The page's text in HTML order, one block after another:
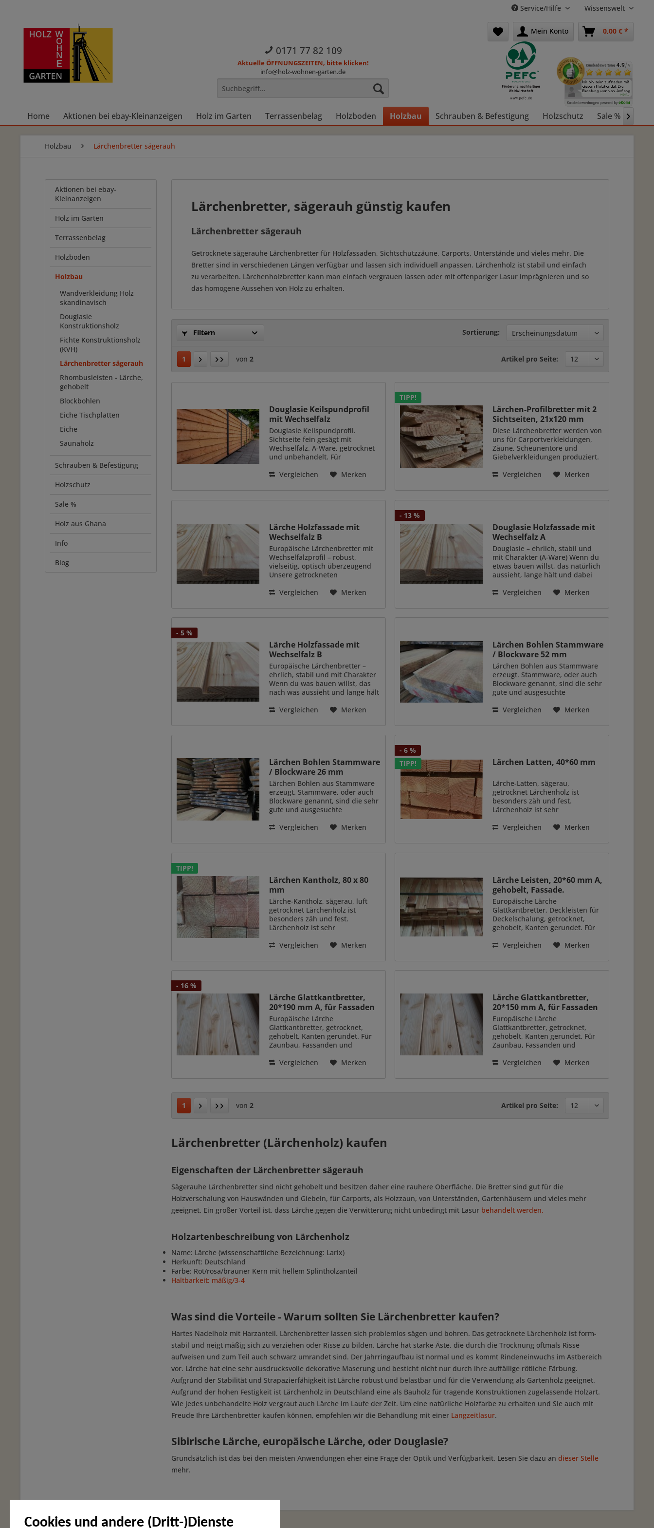
Cookies und andere (Dritt-)Dienste
Service/Hilfe Wissenswelt
Mein Konto 0,00 € *
0171 77 82 109
Aktuelle ÖFFNUNGSZEITEN, bitte klicken!
info@holz-wohnen-garten.de
Home Aktionen bei ebay-Kleinanzeigen Holz im Garten Terrassenbelag Holzboden Holzbau Schrauben & Befestigung Holzschutz Sale % 
Holzbau Lärchenbretter sägerauh
Aktionen bei ebay-
Kleinanzeigen
Holz im Garten
Terrassenbelag
Holzboden
Holzbau
Wandverkleidung Holz
skandinavisch
Douglasie
Konstruktionsholz
Fichte Konstruktionsholz
(KVH)
Lärchenbretter sägerauh
Rhombusleisten - Lärche,
gehobelt
Blockbohlen
Eiche Tischplatten
Eiche
Saunaholz
Schrauben & Befestigung
Holzschutz
Sale %
Holz aus Ghana
Info
Blog
Lärchenbretter, sägerauh günstig kaufen
Lärchenbretter sägerauh
Getrocknete sägerauhe Lärchenbretter für Holzfassaden, Sichtschutzzäune, Carports, Unterstände und vieles mehr. Die
Bretter sind in verschiedenen Längen verfügbar und lassen sich individuell anpassen. Lärchenholz ist stabil und einfach
zu verarbeiten. Lärchenholzbretter kann man einfach vergrauen lassen oder mit offenporiger Lasur imprägnieren und so
das homogene Aussehen von Holz zu erhalten.
Filtern Sortierung:
1 von 2 Artikel pro Seite:
Douglasie Keilspundprofil
mit Wechselfalz
Douglasie Keilspundprofil.
Sichtseite fein gesägt mit
Wechselfalz. A-Ware, getrocknet
und unbehandelt. Für
Carport oder als Zaun. Douglasie,
Vergleichen Merken
TIPP!
Lärchen-Profilbretter mit 2
Sichtseiten, 21x120 mm
Diese Lärchenbretter werden von
uns für Carportverkleidungen,
Zäune, Scheunentore und
Giebelverkleidungen produziert.
diesem Brett ein Softlineprofil
Vergleichen Merken
Lärche Holzfassade mit
Wechselfalz B
Europäische Lärchenbretter mit
Wechselfalzprofil – robust,
vielseitig, optisch überzeugend
Unsere getrockneten
Wechselfalzprofil sind die
Vergleichen Merken
- 13 %
Douglasie Holzfassade mit
Wechselfalz A
Douglasie – ehrlich, stabil und
mit Charakter (A-Ware) Wenn du
etwas bauen willst, das natürlich
aussieht, lange hält und dabei
unsere Douglasienbretter genau
Vergleichen Merken
- 5 %
Lärche Holzfassade mit
Wechselfalz B
Europäische Lärchenbretter –
ehrlich, stabil und mit Charakter
Wenn du was bauen willst, das
nach was aussieht und lange hält
genau dein Ding. Gehobelt mit
Vergleichen Merken
Lärchen Bohlen Stammware
/ Blockware 52 mm
Lärchen Bohlen aus Stammware
erzeugt. Stammware, oder auch
Blockware genannt, sind die sehr
gute und ausgesuchte
Prinzip sehr gerade, so wie Ast-
Vergleichen Merken
Lärchen Bohlen Stammware
/ Blockware 26 mm
Lärchen Bohlen aus Stammware
erzeugt. Stammware, oder auch
Blockware genannt, sind die sehr
gute und ausgesuchte
Prinzip sehr gerade, so wie Ast-
Vergleichen Merken
- 6 %
TIPP!
Lärchen Latten, 40*60 mm
Lärche-Latten, sägerau,
getrocknet Lärchenholz ist
besonders zäh und fest.
Lärchenholz ist sehr
Dauerhaftigkeitsklasse 3-4. Daher
Vergleichen Merken
TIPP!
Lärchen Kantholz, 80 x 80
mm
Lärche-Kantholz, sägerau, luft
getrocknet Lärchenholz ist
besonders zäh und fest.
Lärchenholz ist sehr
Dauerhaftigkeitsklasse 3-4. Daher
Vergleichen Merken
Lärche Leisten, 20*60 mm A,
gehobelt, Fassade.
Europäische Lärche
Glattkantbretter, Deckleisten für
Deckelschalung, getrocknet,
gehobelt, Kanten gerundet. Für
Verkleidungen. Holzart Europ.
Vergleichen Merken
- 16 %
Lärche Glattkantbretter,
20*190 mm A, für Fassaden
Europäische Lärche
Glattkantbretter, getrocknet,
gehobelt, Kanten gerundet. Für
Zaunbau, Fassanden und
Lärche, technisch getrocknet
Vergleichen Merken
Lärche Glattkantbretter,
20*150 mm A, für Fassaden
Europäische Lärche
Glattkantbretter, getrocknet,
gehobelt, Kanten gerundet. Für
Zaunbau, Fassanden und
Lärche, technisch getrocknet
Vergleichen Merken
1 von 2 Artikel pro Seite:
Lärchenbretter (Lärchenholz) kaufen
Eigenschaften der Lärchenbretter sägerauh
Sägerauhe Lärchenbretter sind nicht gehobelt und besitzen daher eine rauhere Oberfläche. Die Bretter sind gut für die
Holzverschalung von Hauswänden und Giebeln, für Carports, als Holzzaun, von Unterständen, Gartenhäusern und vieles mehr
geeignet. Ein großer Vorteil ist, dass Lärche gegen die Verwitterung nicht unbedingt mit Lasur behandelt werden.
Holzartenbeschreibung von Lärchenholz
Name: Lärche (wissenschaftliche Bezeichnung: Larix)
Herkunft: Deutschland
Farbe: Rot/rosa/brauner Kern mit hellem Splintholzanteil
Haltbarkeit: mäßig/3-4
Was sind die Vorteile - Warum sollten Sie Lärchenbretter kaufen?
Hartes Nadelholz mit Harzanteil. Lärchenbretter lassen sich problemlos sägen und bohren. Das getrocknete Lärchenholz ist form-
stabil und neigt mäßig sich zu verziehen oder Risse zu bilden. Lärche hat starke Äste, die durch die Trocknung oftmals Risse
aufweisen und zum Teil auch schwarz umrandet sind. Der Jahrringaufbau ist normal und es kommt Rindeneinwuchs im Astbereich
vor. Lärche hat eine sehr ausdrucksvolle dekorative Maserung und besticht nicht nur durch ihre auffällige rötliche Färbung.
Aufgrund der Stabilität und Strapazierfähigkeit ist Lärche robust und belastbar und für die Verwendung als Gartenholz geeignet.
Aufgrund der hohen Festigkeit ist Lärchenholz in Deutschland eine als Bauholz für tragende Konstruktionen zugelassende Holzart.
Wie jedes unbehandelte Holz vergraut auch Lärche im Laufe der Zeit. Um eine natürliche Holzfarbe zu erhalten und Sie auch mit
Freude Ihre Lärchenbretter kaufen können, empfehlen wir die Behandlung mit einer Langzeitlasur.
Sibirische Lärche, europäische Lärche, oder Douglasie?
Grundsätzlich ist das bei den meisten Anwendungen eher eine Frage der Optik und Verfügbarkeit. Lesen Sie dazu an dieser Stelle
mehr.